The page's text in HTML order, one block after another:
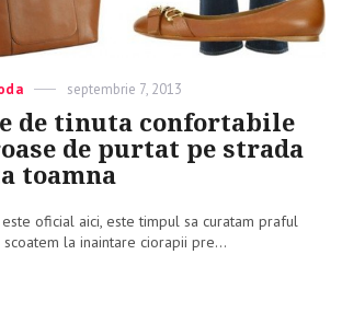
Posted
on
septembrie 7, 2013
de tinuta confortabile
de purtat pe strada
toamna
este oficial aici, este timpul sa curatam praful
la inaintare ciorapii pre...